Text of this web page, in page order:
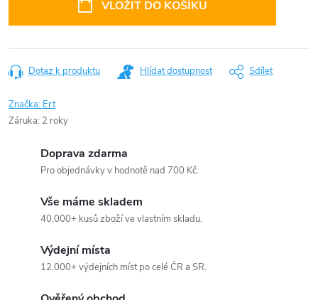
VLOŽIT DO KOŠÍKU
Dotaz k produktu Hlídat dostupnost Sdílet
Značka: Ert
Záruka: 2 roky
Doprava zdarma
Pro objednávky v hodnotě nad 700 Kč.
Vše máme skladem
40.000+ kusů zboží ve vlastním skladu.
Výdejní místa
12.000+ výdejních míst po celé ČR a SR.